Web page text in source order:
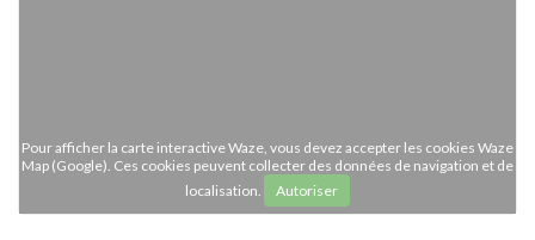
Pour afficher la carte interactive Waze, vous devez accepter les cookies Waze
Map (Google). Ces cookies peuvent collecter des données de navigation et de
localisation.
Autoriser